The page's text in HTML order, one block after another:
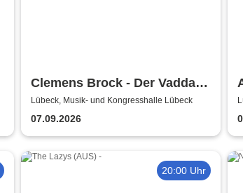
Clemens Brock - Der Vadda -
Früher war alles besser,
oder?
Lübeck, Musik- und Kongresshalle Lübeck
07.09.2026
20:00 Uhr